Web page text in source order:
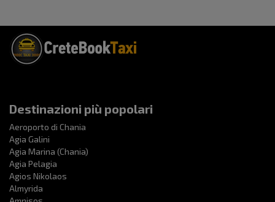
Destinazioni più popolari
Aeroporto di Chania
Agia Galini
Agia Marina (Chania)
Agia Pelagia
Agios Nikolaos
Almyrida